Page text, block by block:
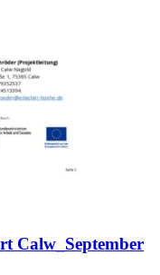
Calw_September